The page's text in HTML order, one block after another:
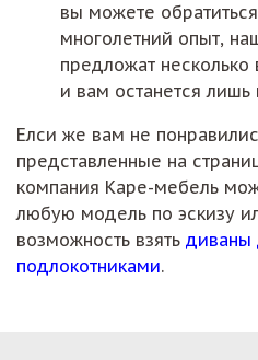
вы можете
многолетний опыт,
предложат несколько
и вам останется
Елси же вам не
представленные на
компания Каре-мебель
любую модель по эскизу
возможность взять диваны
подлокотниками.